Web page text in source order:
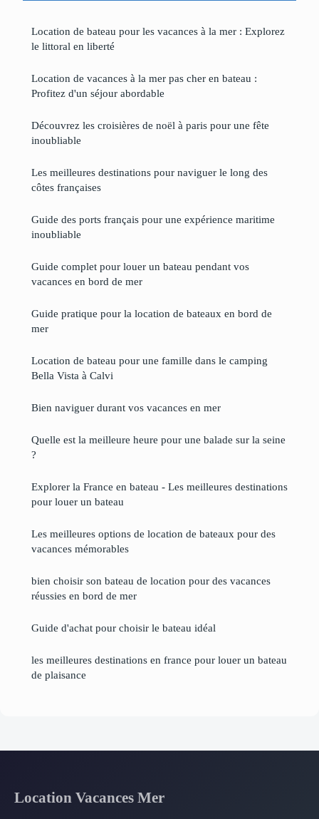
Location de bateau pour les vacances à la mer : Explorez
le littoral en liberté
Location de vacances à la mer pas cher en bateau :
Profitez d'un séjour abordable
Découvrez les croisières de noël à paris pour une fête
inoubliable
Les meilleures destinations pour naviguer le long des
côtes françaises
Guide des ports français pour une expérience maritime
inoubliable
Guide complet pour louer un bateau pendant vos
vacances en bord de mer
Guide pratique pour la location de bateaux en bord de
mer
Location de bateau pour une famille dans le camping
Bella Vista à Calvi
Bien naviguer durant vos vacances en mer
Quelle est la meilleure heure pour une balade sur la seine
?
Explorer la France en bateau - Les meilleures destinations
pour louer un bateau
Les meilleures options de location de bateaux pour des
vacances mémorables
bien choisir son bateau de location pour des vacances
réussies en bord de mer
Guide d'achat pour choisir le bateau idéal
les meilleures destinations en france pour louer un bateau
de plaisance
Location Vacances Mer